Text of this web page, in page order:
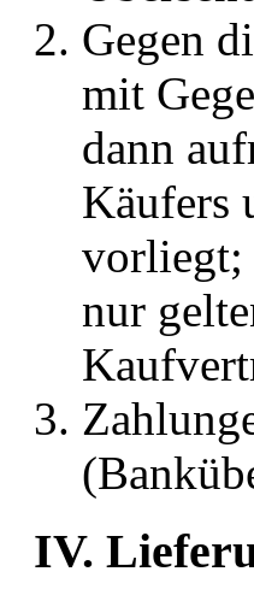
Gegen
mit
dann
Käufers
vorliegt;
nur
IV.